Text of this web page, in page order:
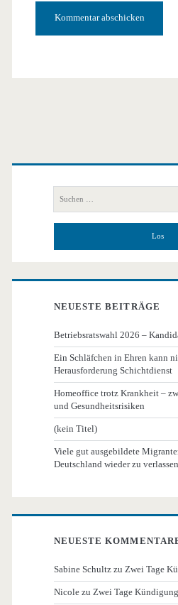
Primäre
Seitenleiste
nach:
NEUESTE BEITRÄGE
Betriebsratswahl 2026 –
Ein Schläfchen in Ehren kann
Herausforderung Schichtdienst
Homeoffice trotz Krankheit –
und Gesundheitsrisiken
(kein Titel)
Viele gut ausgebildete
Deutschland wieder zu verlassen
NEUESTE
Sabine Schultz zuZwei Tage
Nicole zuZwei Tage